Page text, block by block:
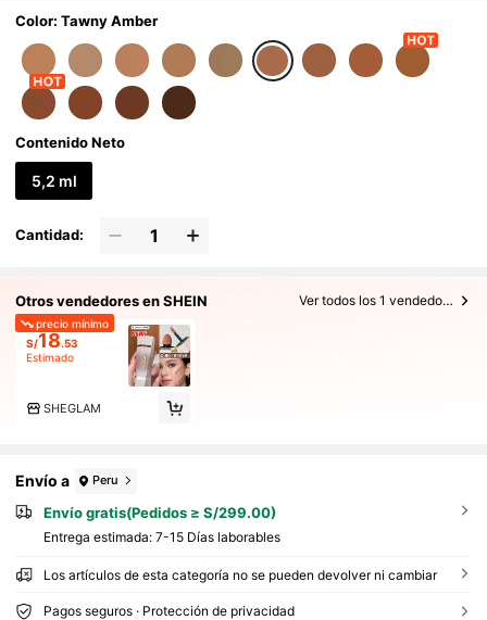
Color: Tawny Amber
Contenido Neto
5,2 ml
Cantidad:
Otros vendedores en SHEIN Ver todos los 1 vendedores
precio mínimo
S/18.53
Estimado
SHEGLAM
Envío a Peru
Envío gratis(Pedidos ≥ S/299.00)
Entrega estimada: 7-15 Días laborables
Los artículos de esta categoría no se pueden devolver ni cambiar
Pagos seguros · Protección de privacidad